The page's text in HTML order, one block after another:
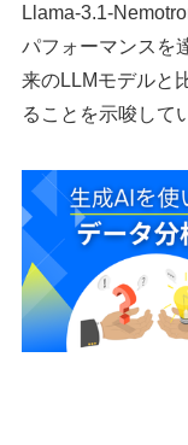
Llama-3.1-
パフォーマンスを
来のLLMモデルと
ることを示唆して